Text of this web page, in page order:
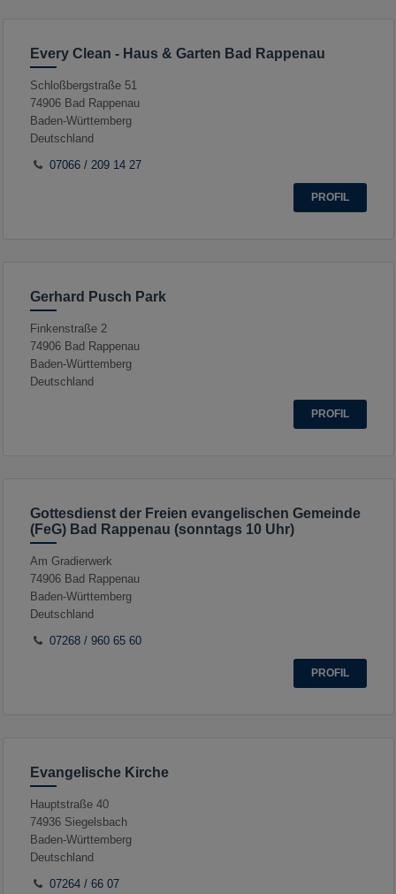
Every Clean - Haus & Garten Bad Rappenau
Schloßbergstraße 51
74906 Bad Rappenau
Baden-Württemberg
Deutschland
07066 / 209 14 27
PROFIL
Gerhard Pusch Park
Finkenstraße 2
74906 Bad Rappenau
Baden-Württemberg
Deutschland
PROFIL
Gottesdienst der Freien evangelischen Gemeinde
(FeG) Bad Rappenau (sonntags 10 Uhr)
Am Gradierwerk
74906 Bad Rappenau
Baden-Württemberg
Deutschland
07268 / 960 65 60
PROFIL
Evangelische Kirche
Hauptstraße 40
74936 Siegelsbach
Baden-Württemberg
Deutschland
07264 / 66 07